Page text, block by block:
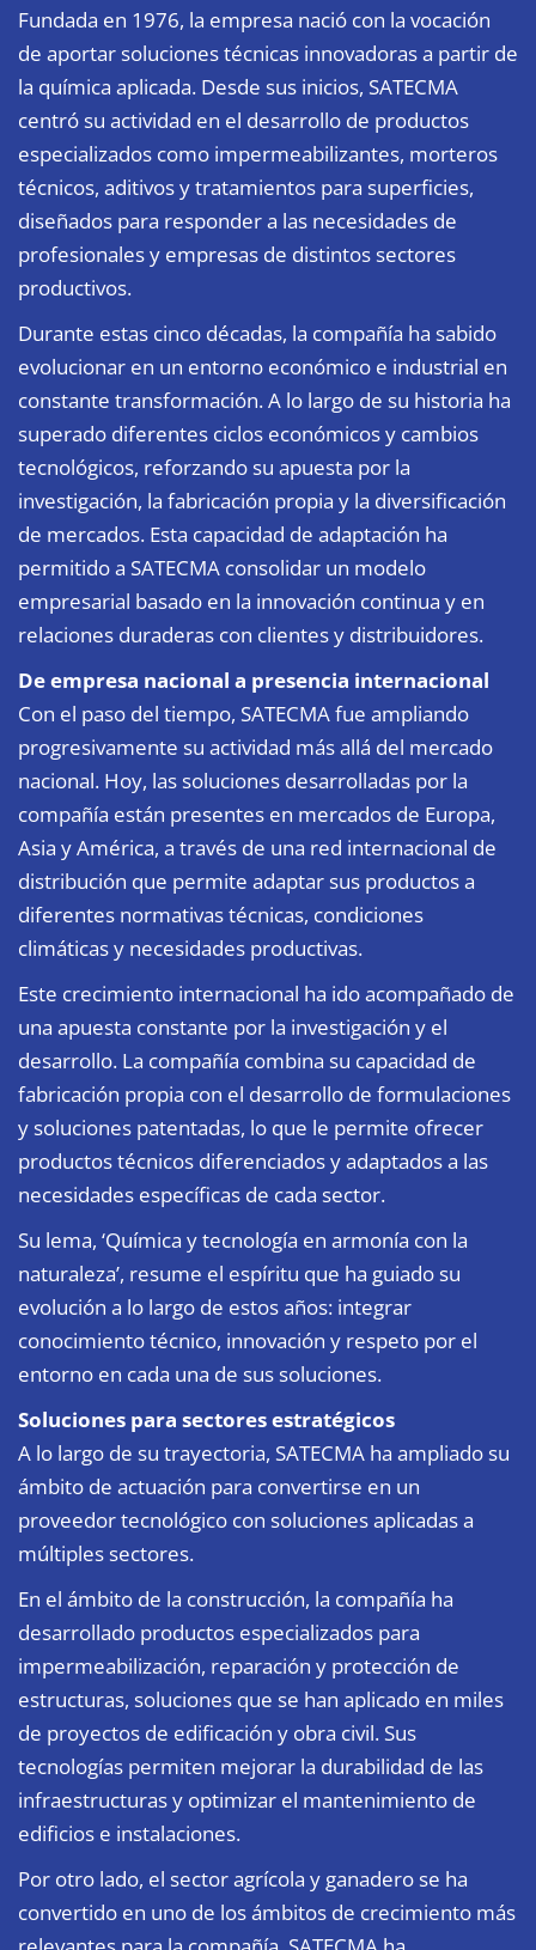
Fundada en 1976, la empresa nació con la vocación
de aportar soluciones técnicas innovadoras a partir de
la química aplicada. Desde sus inicios, SATECMA
centró su actividad en el desarrollo de productos
especializados como impermeabilizantes, morteros
técnicos, aditivos y tratamientos para superficies,
diseñados para responder a las necesidades de
profesionales y empresas de distintos sectores
productivos.
Durante estas cinco décadas, la compañía ha sabido
evolucionar en un entorno económico e industrial en
constante transformación. A lo largo de su historia ha
superado diferentes ciclos económicos y cambios
tecnológicos, reforzando su apuesta por la
investigación, la fabricación propia y la diversificación
de mercados. Esta capacidad de adaptación ha
permitido a SATECMA consolidar un modelo
empresarial basado en la innovación continua y en
relaciones duraderas con clientes y distribuidores.
De empresa nacional a presencia internacional
Con el paso del tiempo, SATECMA fue ampliando
progresivamente su actividad más allá del mercado
nacional. Hoy, las soluciones desarrolladas por la
compañía están presentes en mercados de Europa,
Asia y América, a través de una red internacional de
distribución que permite adaptar sus productos a
diferentes normativas técnicas, condiciones
climáticas y necesidades productivas.
Este crecimiento internacional ha ido acompañado de
una apuesta constante por la investigación y el
desarrollo. La compañía combina su capacidad de
fabricación propia con el desarrollo de formulaciones
y soluciones patentadas, lo que le permite ofrecer
productos técnicos diferenciados y adaptados a las
necesidades específicas de cada sector.
Su lema, ‘Química y tecnología en armonía con la
naturaleza’, resume el espíritu que ha guiado su
evolución a lo largo de estos años: integrar
conocimiento técnico, innovación y respeto por el
entorno en cada una de sus soluciones.
Soluciones para sectores estratégicos
A lo largo de su trayectoria, SATECMA ha ampliado su
ámbito de actuación para convertirse en un
proveedor tecnológico con soluciones aplicadas a
múltiples sectores.
En el ámbito de la construcción, la compañía ha
desarrollado productos especializados para
impermeabilización, reparación y protección de
estructuras, soluciones que se han aplicado en miles
de proyectos de edificación y obra civil. Sus
tecnologías permiten mejorar la durabilidad de las
infraestructuras y optimizar el mantenimiento de
edificios e instalaciones.
Por otro lado, el sector agrícola y ganadero se ha
convertido en uno de los ámbitos de crecimiento más